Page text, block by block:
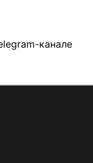
канале